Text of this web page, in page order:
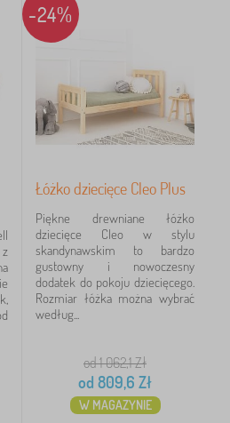
-24%
Łóżko dziecięce Cleo Plus
Piękne drewniane łóżko
dziecięce Cleo w stylu
skandynawskim to bardzo
gustowny i nowoczesny
dodatek do pokoju dziecięcego.
Rozmiar łóżka można wybrać
według...
od 1 062,1Zł
od 809,6 Zł
W MAGAZYNIE